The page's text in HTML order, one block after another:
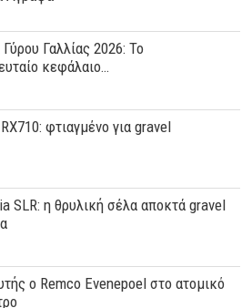
Γαλλίας 2026: Το
κεφάλαιο…
φτιαγμένο για gravel
SLR: η θρυλική σέλα αποκτά gravel
ο Remco Evenepoel στο ατομικό